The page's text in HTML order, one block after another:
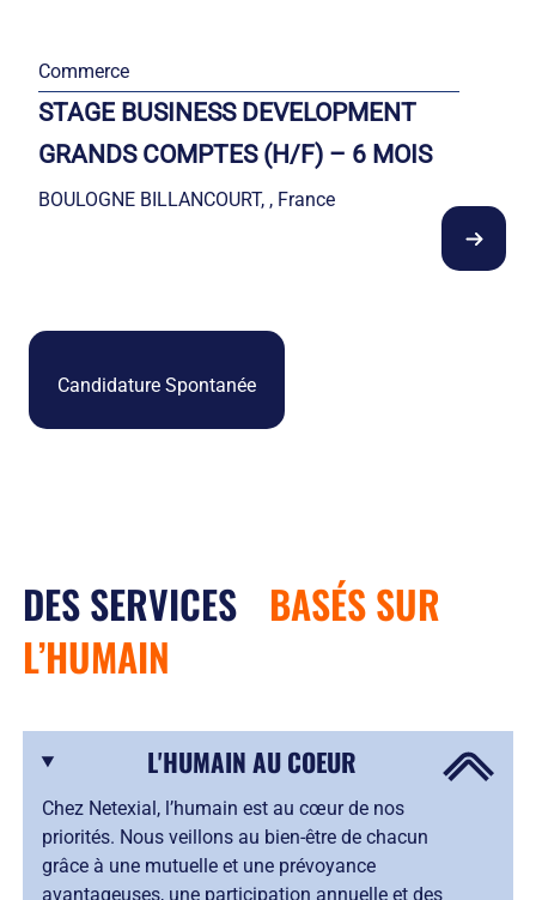
Commerce
STAGE BUSINESS DEVELOPMENT
GRANDS COMPTES (H/F) – 6 MOIS
BOULOGNE BILLANCOURT, , France
Candidature Spontanée
DES SERVICES BASÉS SUR
L’HUMAIN
L'HUMAIN AU COEUR
Chez Netexial, l’humain est au cœur de nos
priorités. Nous veillons au bien-être de chacun
grâce à une mutuelle et une prévoyance
avantageuses, une participation annuelle et des